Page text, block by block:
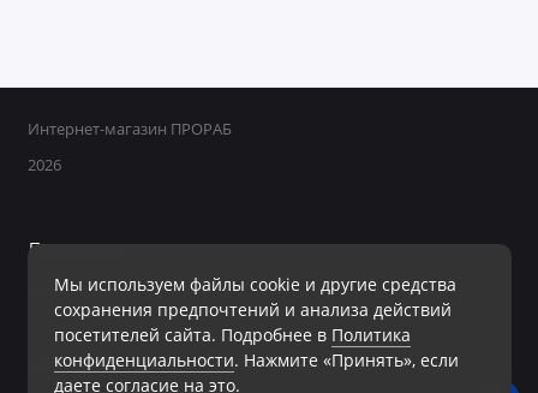
Мы используем файлы cookie и другие средства
сохранения предпочтений и анализа действий
посетителей сайта. Подробнее в Политика
конфиденциальности. Нажмите «Принять», если
даете согласие на это.
Интернет-магазин ПРОРАБ
2026
Поддержка
+7 950 800-40-09
Ежедневно с 8:00 до 19:00 Без перерывов и выходных
Мы в сети